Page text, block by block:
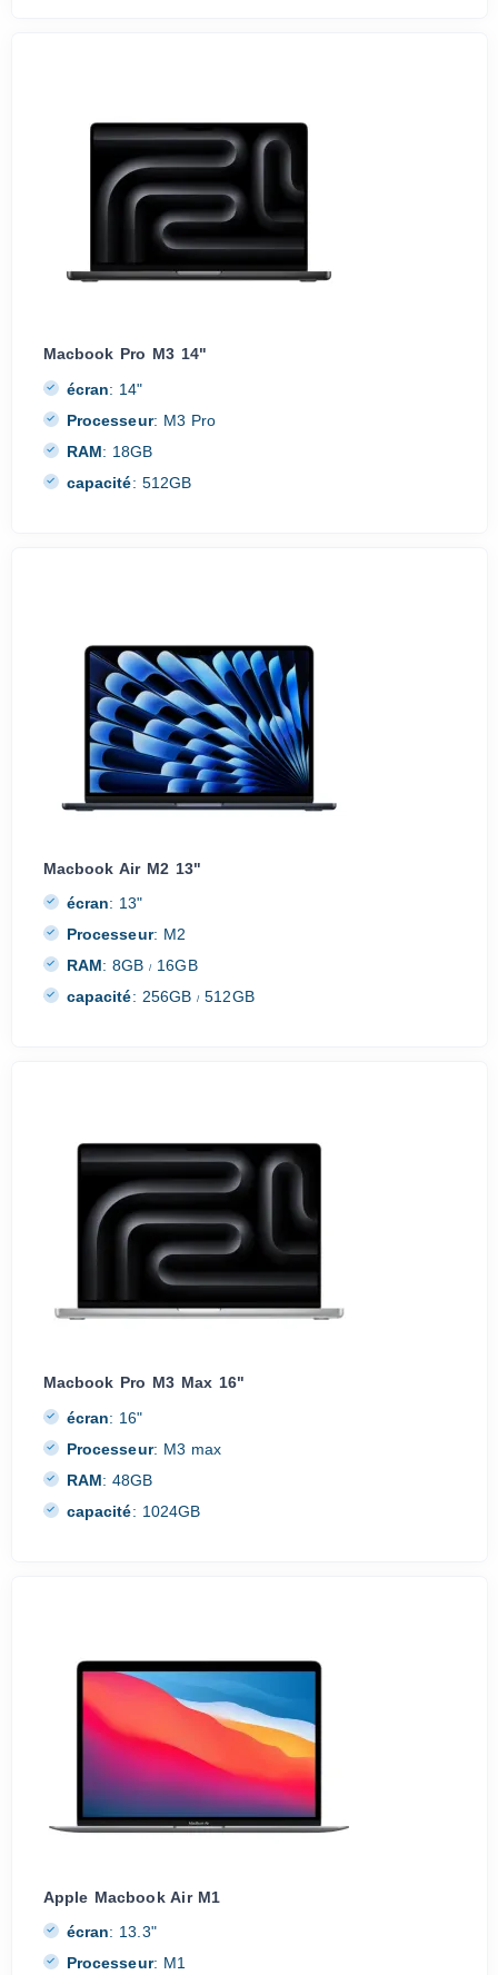
Macbook Pro M3 14"
écran: 14"
Processeur: M3 Pro
RAM: 18GB
capacité: 512GB
Macbook Air M2 13"
écran: 13"
Processeur: M2
RAM: 8GB/ 16GB
capacité: 256GB/ 512GB
Macbook Pro M3 Max 16"
écran: 16"
Processeur: M3 max
RAM: 48GB
capacité: 1024GB
Apple Macbook Air M1
écran: 13.3"
Processeur: M1